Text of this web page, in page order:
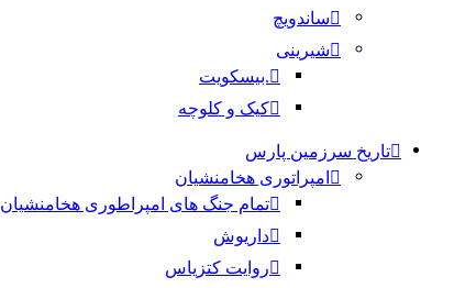
ساندویچ
شیرینی
.بیسکویت
کیک و کلوچه
تاریخ سرزمین پارس
امپراتوری هخامنشیان
تمام جنگ های امپراطوری هخامنشیان
داریوش
روایت کتزیاس